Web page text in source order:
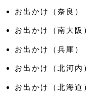
お出かけ（奈良）
お出かけ（南大阪）
お出かけ（兵庫）
お出かけ（北河内）
お出かけ（北海道）